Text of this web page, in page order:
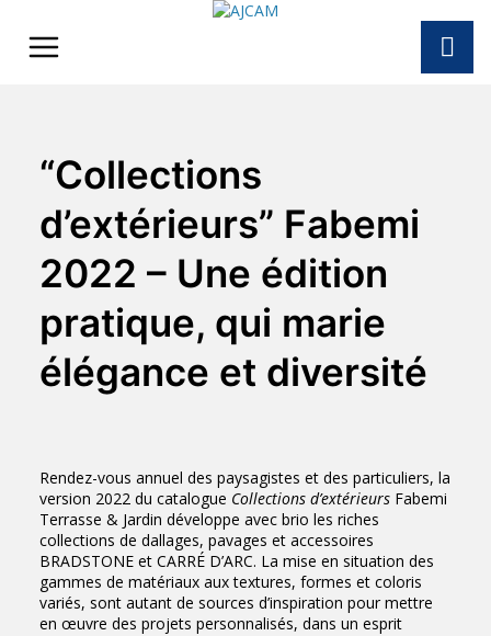
content
“Collections
d’extérieurs” Fabemi
2022 – Une édition
pratique, qui marie
élégance et diversité
Rendez-vous annuel des paysagistes et des particuliers, la
version 2022 du catalogue Collections d’extérieurs Fabemi
Terrasse & Jardin développe avec brio les riches
collections de dallages, pavages et accessoires
BRADSTONE et CARRÉ D’ARC. La mise en situation des
gammes de matériaux aux textures, formes et coloris
variés, sont autant de sources d’inspiration pour mettre
en œuvre des projets personnalisés, dans un esprit